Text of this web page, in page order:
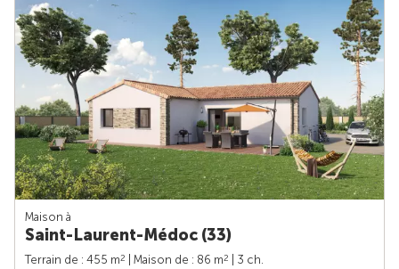
Maison à
Saint-Laurent-Médoc (33)
Terrain de : 455 m2 | Maison de : 86 m2
| 3 ch.